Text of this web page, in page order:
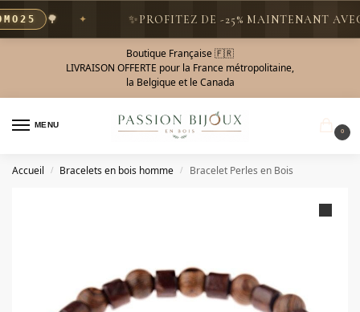
🌳 PROFITEZ DE -25% MAINTENANT AVEC
Boutique Française 🇫🇷
LIVRAISON OFFERTE pour la France métropolitaine,
la Belgique et le Canada
MENU
0
Accueil / Bracelets en bois homme / Bracelet Perles en Bois